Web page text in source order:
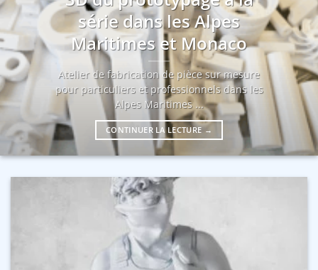
série dans les Alpes
Maritimes et Monaco
Atelier de fabrication de pièce sur mesure
pour particuliers et professionnels dans les
Alpes Maritimes ...
CONTINUER LA LECTURE →